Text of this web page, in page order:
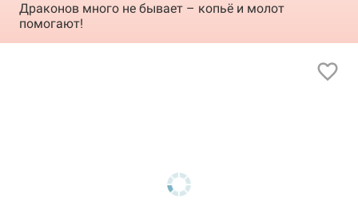
Драконов много не бывает – копьё и молот
помогают!